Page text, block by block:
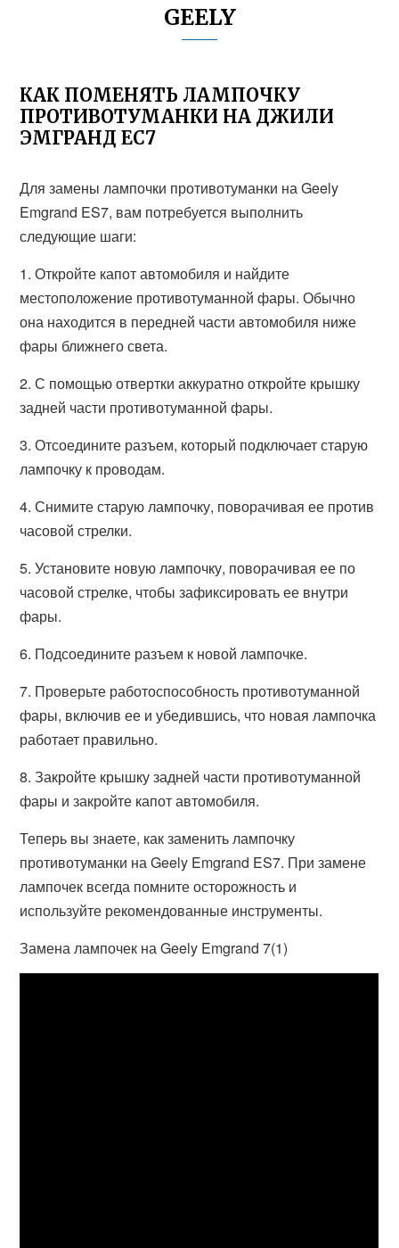
GEELY
КАК ПОМЕНЯТЬ ЛАМПОЧКУ
ПРОТИВОТУМАНКИ НА ДЖИЛИ
ЭМГРАНД ЕС7
Для замены лампочки противотуманки на Geely
Emgrand ES7, вам потребуется выполнить
следующие шаги:
1. Откройте капот автомобиля и найдите
местоположение противотуманной фары. Обычно
она находится в передней части автомобиля ниже
фары ближнего света.
2. С помощью отвертки аккуратно откройте крышку
задней части противотуманной фары.
3. Отсоедините разъем, который подключает старую
лампочку к проводам.
4. Снимите старую лампочку, поворачивая ее против
часовой стрелки.
5. Установите новую лампочку, поворачивая ее по
часовой стрелке, чтобы зафиксировать ее внутри
фары.
6. Подсоедините разъем к новой лампочке.
7. Проверьте работоспособность противотуманной
фары, включив ее и убедившись, что новая лампочка
работает правильно.
8. Закройте крышку задней части противотуманной
фары и закройте капот автомобиля.
Теперь вы знаете, как заменить лампочку
противотуманки на Geely Emgrand ES7. При замене
лампочек всегда помните осторожность и
используйте рекомендованные инструменты.
Замена лампочек на Geely Emgrand 7(1)